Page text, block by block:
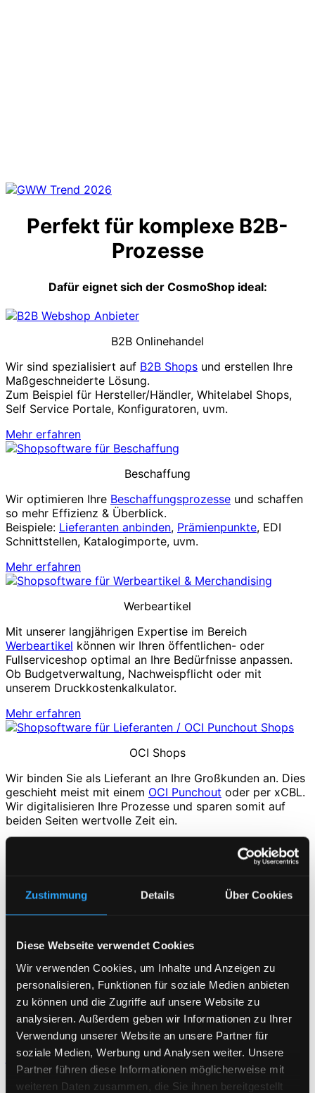
Zustimmung Details Über Cookies
Diese Webseite verwendet Cookies
Wir verwenden Cookies, um Inhalte und Anzeigen zu
personalisieren, Funktionen für soziale Medien anbieten
zu können und die Zugriffe auf unsere Website zu
analysieren. Außerdem geben wir Informationen zu Ihrer
Verwendung unserer Website an unsere Partner für
soziale Medien, Werbung und Analysen weiter. Unsere
Partner führen diese Informationen möglicherweise mit
weiteren Daten zusammen, die Sie ihnen bereitgestellt
Perfekt für komplexe B2B-
Prozesse
Dafür eignet sich der CosmoShop ideal:
B2B Onlinehandel
Wir sind spezialisiert auf B2B Shops und erstellen Ihre
Maßgeschneiderte Lösung.
Zum Beispiel für Hersteller/Händler, Whitelabel Shops,
Self Service Portale, Konfiguratoren, uvm.
Mehr erfahren
Beschaffung
Wir optimieren Ihre Beschaffungsprozesse und schaffen
so mehr Effizienz & Überblick.
Beispiele: Lieferanten anbinden, Prämienpunkte, EDI
Schnittstellen, Katalogimporte, uvm.
Mehr erfahren
Werbeartikel
Mit unserer langjährigen Expertise im Bereich
Werbeartikel können wir Ihren öffentlichen- oder
Fullserviceshop optimal an Ihre Bedürfnisse anpassen.
Ob Budgetverwaltung, Nachweispflicht oder mit
unserem Druckkostenkalkulator.
Mehr erfahren
OCI Shops
Wir binden Sie als Lieferant an Ihre Großkunden an. Dies
geschieht meist mit einem OCI Punchout oder per xCBL.
Wir digitalisieren Ihre Prozesse und sparen somit auf
beiden Seiten wertvolle Zeit ein.
Mehr erfahren
Bestellsystemzur Ausstattung Ihrer Mitarbeiter mit
Konfektionsgrößen, Mengenlimitierung, uvm.
Mehr erfahren
Für Sie alle sind wir Partner auf Augenhöhe mit einem
tiefen Verständnis für Ihre Bedürfnisse, Ihre Branche und
Ihr Business.
jetzt Referenzen ansehen!
COSMOSHOP FAKTEN